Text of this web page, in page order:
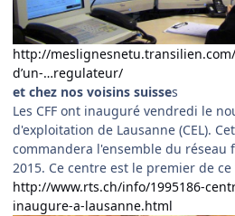
http://
d’un-…regulateur/
et chez nos voisins suisses
Les CFF ont inauguré vendredi le
d'exploitation de Lausanne (CEL).
commandera l'ensemble du réseau
2015. Ce centre est le premier de ce
http://www.rts.ch/info/1995186-
inaugure-a-lausanne.html